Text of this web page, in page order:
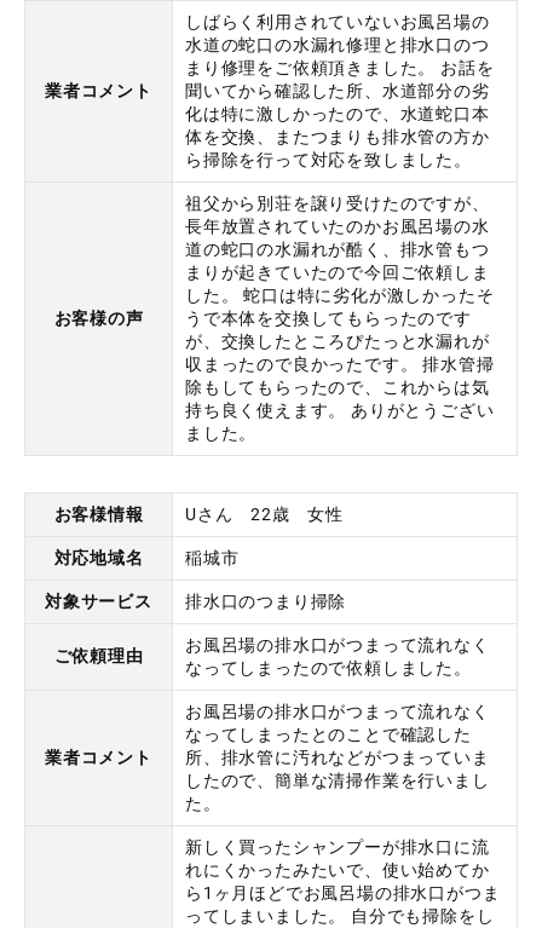
業者コメント
しばらく利用されていないお風呂場の
水道の蛇口の水漏れ修理と排水口のつ
まり修理をご依頼頂きました。 お話を
聞いてから確認した所、水道部分の劣
化は特に激しかったので、水道蛇口本
体を交換、またつまりも排水管の方か
ら掃除を行って対応を致しました。
お客様の声
祖父から別荘を譲り受けたのですが、
長年放置されていたのかお風呂場の水
道の蛇口の水漏れが酷く、排水管もつ
まりが起きていたので今回ご依頼しま
した。 蛇口は特に劣化が激しかったそ
うで本体を交換してもらったのです
が、交換したところぴたっと水漏れが
収まったので良かったです。 排水管掃
除もしてもらったので、これからは気
持ち良く使えます。 ありがとうござい
ました。
お客様情報 Uさん 22歳 女性
対応地域名 稲城市
対象サービス 排水口のつまり掃除
ご依頼理由
お風呂場の排水口がつまって流れなく
なってしまったので依頼しました。
業者コメント
お風呂場の排水口がつまって流れなく
なってしまったとのことで確認した
所、排水管に汚れなどがつまっていま
したので、簡単な清掃作業を行いまし
た。
新しく買ったシャンプーが排水口に流
れにくかったみたいで、使い始めてか
ら1ヶ月ほどでお風呂場の排水口がつま
ってしまいました。 自分でも掃除をし